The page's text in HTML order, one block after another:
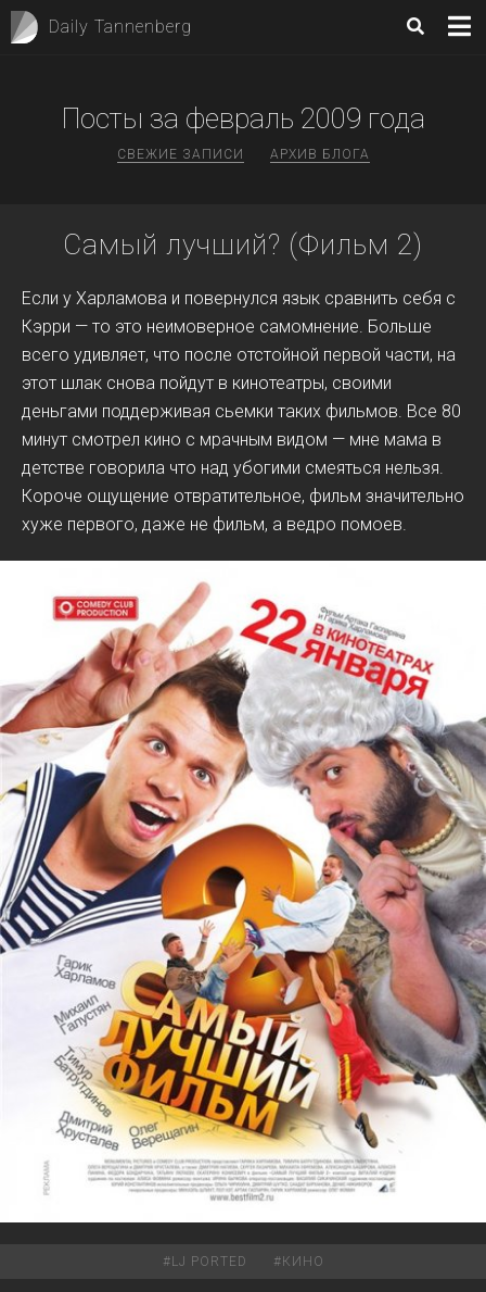
Daily Tannenberg
Посты за февраль 2009 года
СВЕЖИЕ ЗАПИСИ АРХИВ БЛОГА
Самый лучший? (Фильм 2)
Если у Харламова и повернулся язык сравнить себя с
Кэрри — то это неимоверное самомнение. Больше
всего удивляет, что после отстойной первой части, на
этот шлак снова пойдут в кинотеатры, своими
деньгами поддерживая сьемки таких фильмов. Все 80
минут смотрел кино с мрачным видом — мне мама в
детстве говорила что над убогими смеяться нельзя.
Короче ощущение отвратительное, фильм значительно
хуже первого, даже не фильм, а ведро помоев.
#LJ PORTED #КИНО